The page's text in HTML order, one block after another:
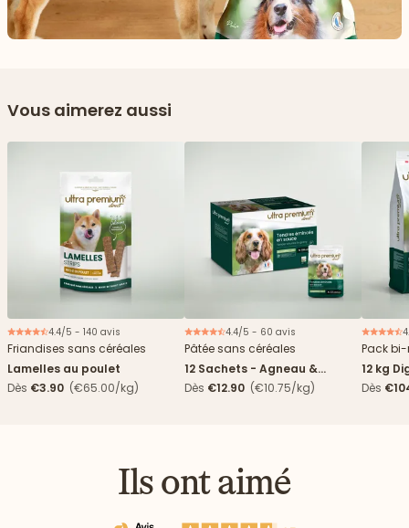
Vous aimerez aussi
4.4/5 - 140 avis
Friandises sans céréales
Lamelles au poulet
Dès €3.90 (€65.00/kg)
4.4/5 - 60 avis
Pâtée sans céréales
12 Sachets - Agneau &
haricots verts
Dès €12.90 (€10.75/kg)
Pack
12 kg
boîtes
Dès
Ils ont aimé